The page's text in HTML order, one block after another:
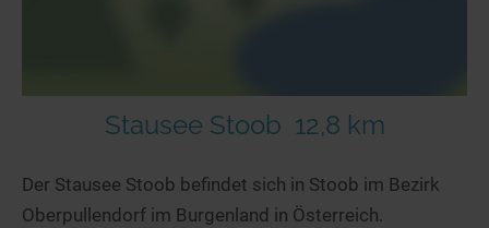
Stausee Stoob 12,8 km
Der Stausee Stoob befindet sich in Stoob im Bezirk
Oberpullendorf im Burgenland in Österreich.